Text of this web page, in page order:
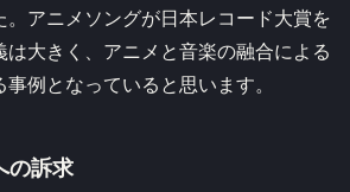
アニメソングが日本レコード大賞を
大きく、アニメと音楽の融合による
例となっていると思います。
の訴求